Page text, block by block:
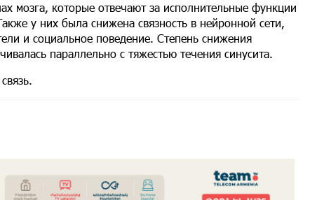
мозга, которые отвечают за исполнительные функции
у них была снижена связность в нейронной сети,
и социальное поведение. Степень снижения
параллельно с тяжестью течения синусита.